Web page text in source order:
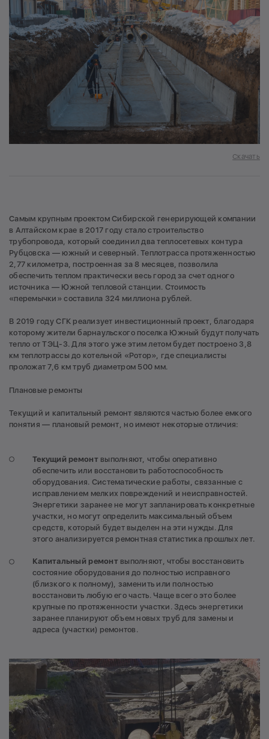
Скачать
Самым крупным проектом Сибирской генерирующей компании
в Алтайском крае в 2017 году стало строительство
трубопровода, который соединил два теплосетевых контура
Рубцовска — южный и северный. Теплотрасса протяженностью
2,77 километра, построенная за 8 месяцев, позволила
обеспечить теплом практически весь город за счет одного
источника — Южной тепловой станции. Стоимость
«перемычки» составила 324 миллиона рублей.
В 2019 году СГК реализует инвестиционный проект, благодаря
которому жители барнаульского поселка Южный будут получать
тепло от ТЭЦ-3. Для этого уже этим летом будет построено 3,8
км теплотрассы до котельной «Ротор», где специалисты
проложат 7,6 км труб диаметром 500 мм.
Плановые ремонты
Текущий и капитальный ремонт являются частью более емкого
понятия — плановый ремонт, но имеют некоторые отличия:
Текущий ремонт выполняют, чтобы оперативно
обеспечить или восстановить работоспособность
оборудования. Систематические работы, связанные с
исправлением мелких повреждений и неисправностей.
Энергетики заранее не могут запланировать конкретные
участки, но могут определить максимальный объем
средств, который будет выделен на эти нужды. Для
этого анализируется ремонтная статистика прошлых лет.
Капитальный ремонт выполняют, чтобы восстановить
состояние оборудования до полностью исправного
(близкого к полному), заменить или полностью
восстановить любую его часть. Чаще всего это более
крупные по протяженности участки. Здесь энергетики
заранее планируют объем новых труб для замены и
адреса (участки) ремонтов.